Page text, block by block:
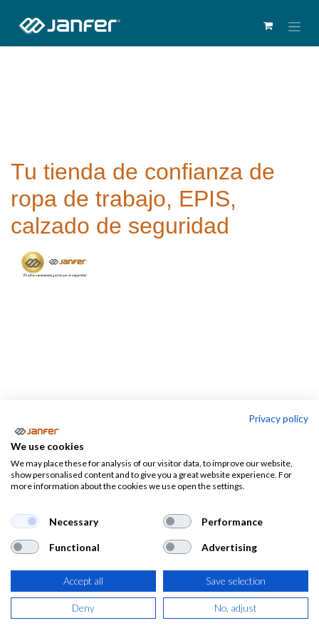
Tu tienda de confianza de
ropa de trabajo, EPIS,
calzado de seguridad
Almacen-logistica
Almacen-
logistica
Camareros Electricistas
Ropa de trabajo, calzado de seguridad
y EPIS para almacén y logística
Hemos hecho una selección de
ropa de trabajo para
almacenistas.También podréis encontrarEPIS para
almacén y calzado de seguridad y de trabajo para
Privacy policy
We use cookies
We may place these for analysis of our visitor data, to improve our website,
show personalised content and to give you a great website experience. For
more information about the cookies we use open the settings.
Necessary Performance
Functional Advertising
Accept all Save selection
Deny No, adjust